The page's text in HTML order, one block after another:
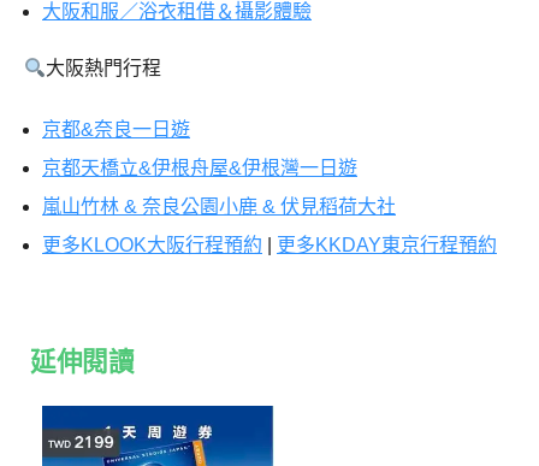
大阪和服／浴衣租借＆攝影體驗
大阪熱門行程
京都&奈良一日遊
京都天橋立&伊根舟屋&伊根灣一日遊
嵐山竹林 & 奈良公園小鹿 & 伏見稻荷大社
更多KLOOK大阪行程預約
更多KKDAY東京行程預約
延伸閱讀